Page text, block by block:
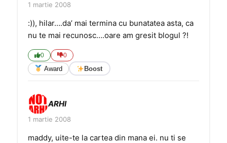
1 martie 2008
:)), hilar….da’ mai termina cu bunatatea asta, ca
nu te mai recunosc….oare am gresit blogul ?!
0 0
Award Boost
ARHI
1 martie 2008
maddy, uite-te la cartea din mana ei. nu ti se